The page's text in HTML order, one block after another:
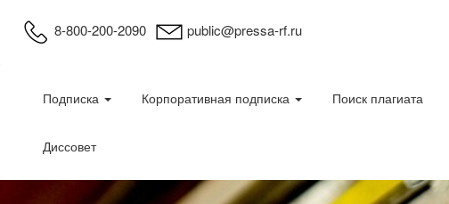
8-800-200-2090 public@pressa-rf.ru
Подписка Корпоративная подписка Поиск плагиата
Диссовет